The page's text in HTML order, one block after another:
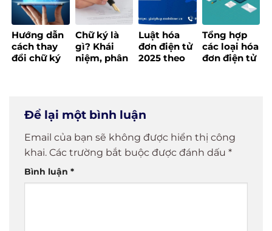
Hướng dẫn
cách thay
đổi chữ ký
Chữ ký là
gì? Khái
niệm, phân
Luật hóa
đơn điện tử
2025 theo
Tổng hợp
các loại hóa
đơn điện tử
Để lại một bình luận
Email của bạn sẽ không được hiển thị công
khai. Các trường bắt buộc được đánh dấu *
Bình luận *